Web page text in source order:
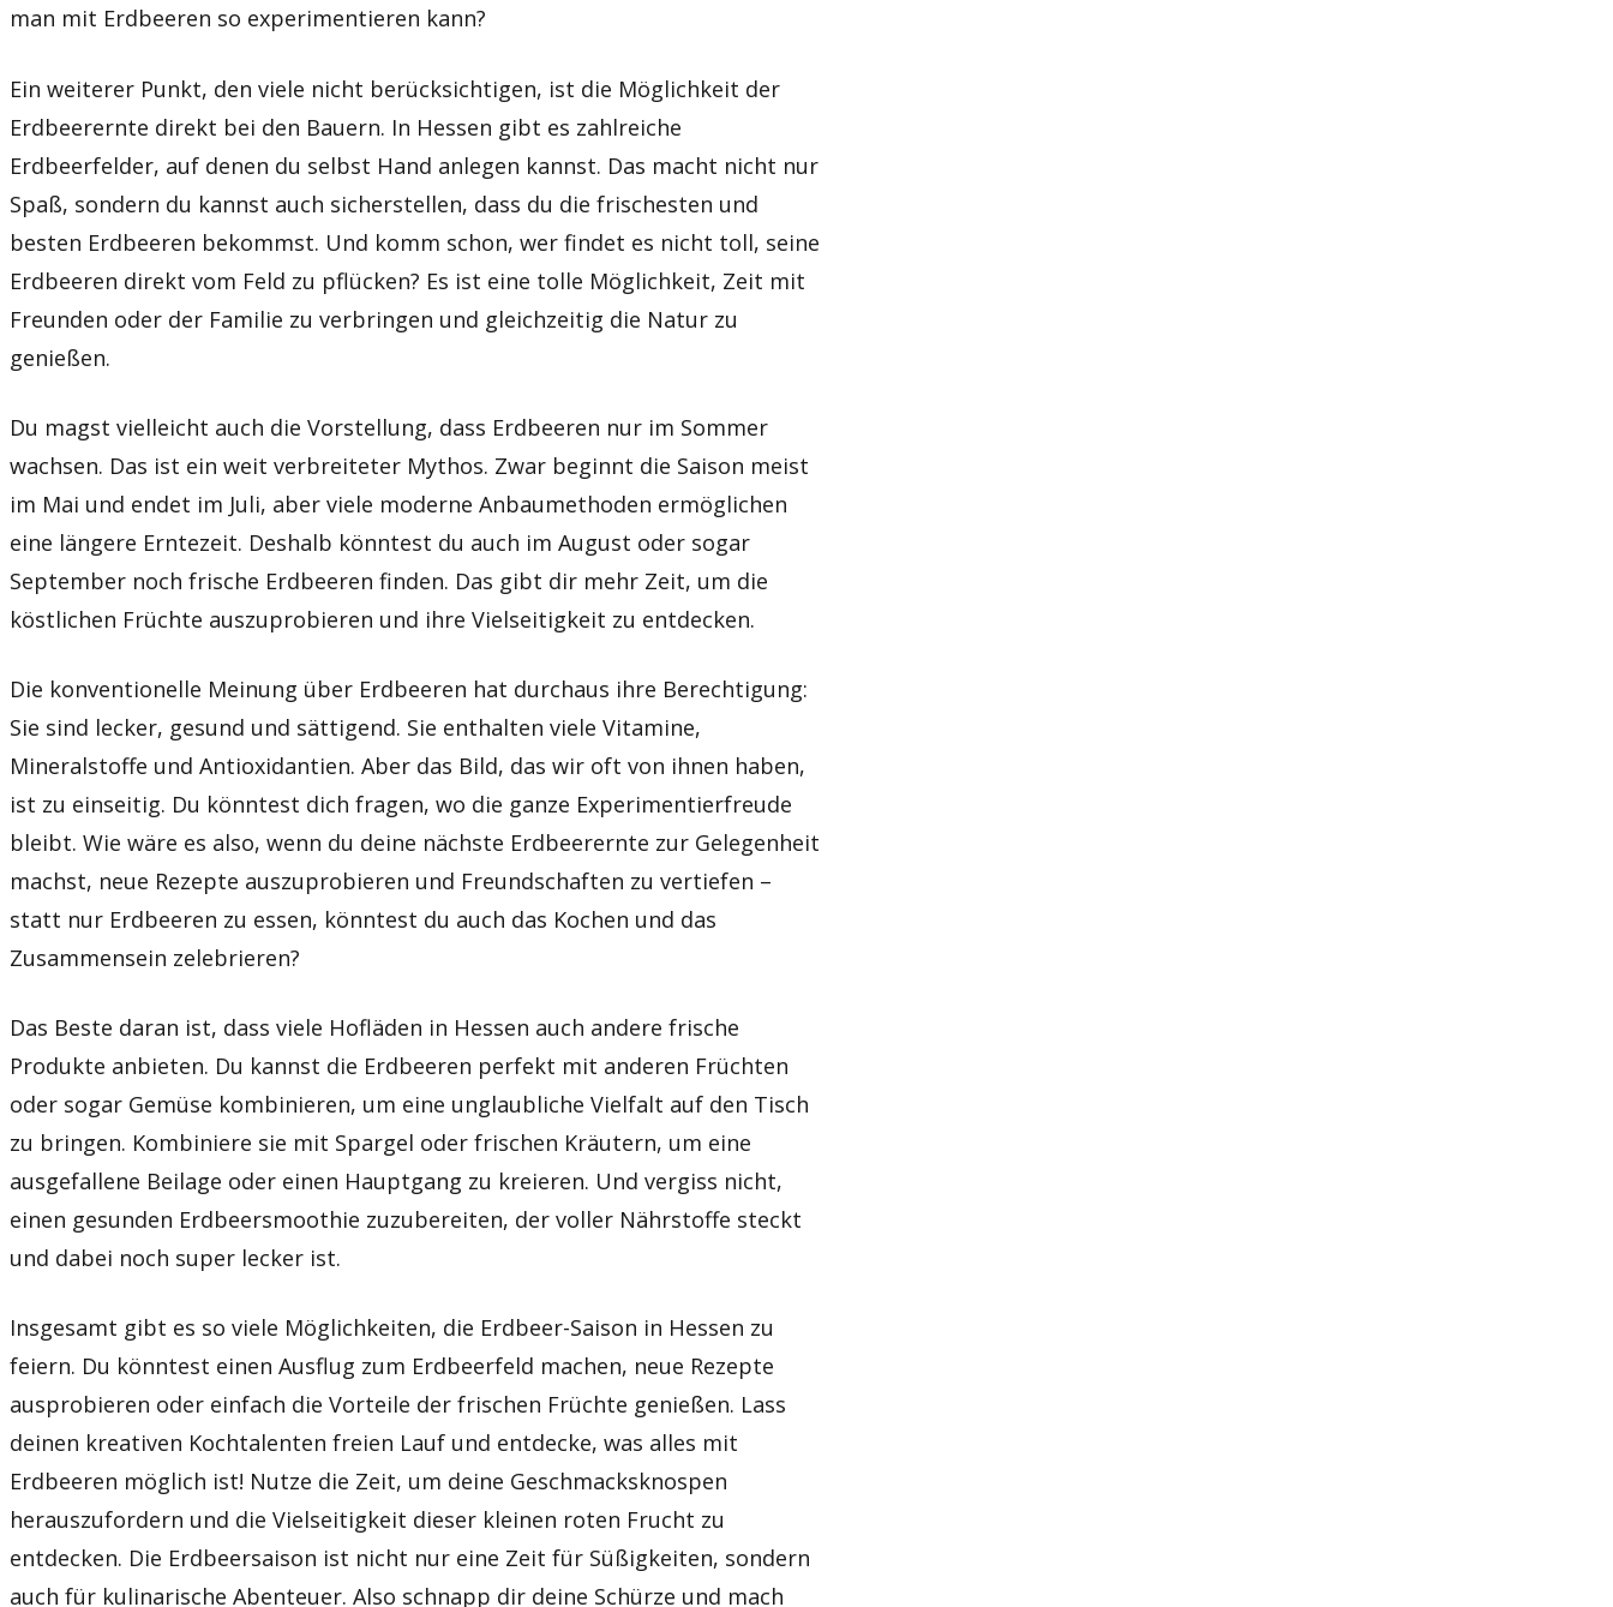
man mit Erdbeeren so experimentieren kann?
Ein weiterer Punkt, den viele nicht berücksichtigen, ist die Möglichkeit der
Erdbeerernte direkt bei den Bauern. In Hessen gibt es zahlreiche
Erdbeerfelder, auf denen du selbst Hand anlegen kannst. Das macht nicht nur
Spaß, sondern du kannst auch sicherstellen, dass du die frischesten und
besten Erdbeeren bekommst. Und komm schon, wer findet es nicht toll, seine
Erdbeeren direkt vom Feld zu pflücken? Es ist eine tolle Möglichkeit, Zeit mit
Freunden oder der Familie zu verbringen und gleichzeitig die Natur zu
genießen.
Du magst vielleicht auch die Vorstellung, dass Erdbeeren nur im Sommer
wachsen. Das ist ein weit verbreiteter Mythos. Zwar beginnt die Saison meist
im Mai und endet im Juli, aber viele moderne Anbaumethoden ermöglichen
eine längere Erntezeit. Deshalb könntest du auch im August oder sogar
September noch frische Erdbeeren finden. Das gibt dir mehr Zeit, um die
köstlichen Früchte auszuprobieren und ihre Vielseitigkeit zu entdecken.
Die konventionelle Meinung über Erdbeeren hat durchaus ihre Berechtigung:
Sie sind lecker, gesund und sättigend. Sie enthalten viele Vitamine,
Mineralstoffe und Antioxidantien. Aber das Bild, das wir oft von ihnen haben,
ist zu einseitig. Du könntest dich fragen, wo die ganze Experimentierfreude
bleibt. Wie wäre es also, wenn du deine nächste Erdbeerernte zur Gelegenheit
machst, neue Rezepte auszuprobieren und Freundschaften zu vertiefen –
statt nur Erdbeeren zu essen, könntest du auch das Kochen und das
Zusammensein zelebrieren?
Das Beste daran ist, dass viele Hofläden in Hessen auch andere frische
Produkte anbieten. Du kannst die Erdbeeren perfekt mit anderen Früchten
oder sogar Gemüse kombinieren, um eine unglaubliche Vielfalt auf den Tisch
zu bringen. Kombiniere sie mit Spargel oder frischen Kräutern, um eine
ausgefallene Beilage oder einen Hauptgang zu kreieren. Und vergiss nicht,
einen gesunden Erdbeersmoothie zuzubereiten, der voller Nährstoffe steckt
und dabei noch super lecker ist.
Insgesamt gibt es so viele Möglichkeiten, die Erdbeer-Saison in Hessen zu
feiern. Du könntest einen Ausflug zum Erdbeerfeld machen, neue Rezepte
ausprobieren oder einfach die Vorteile der frischen Früchte genießen. Lass
deinen kreativen Kochtalenten freien Lauf und entdecke, was alles mit
Erdbeeren möglich ist! Nutze die Zeit, um deine Geschmacksknospen
herauszufordern und die Vielseitigkeit dieser kleinen roten Frucht zu
entdecken. Die Erdbeersaison ist nicht nur eine Zeit für Süßigkeiten, sondern
auch für kulinarische Abenteuer. Also schnapp dir deine Schürze und mach